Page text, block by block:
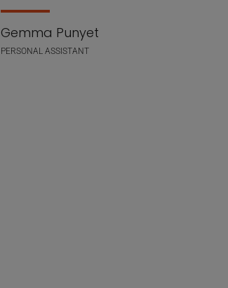
Gemma Punyet
PERSONAL ASSISTANT